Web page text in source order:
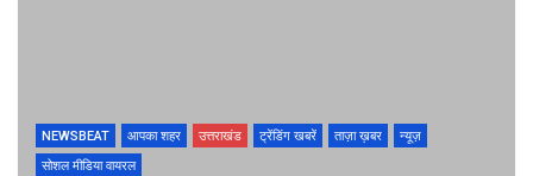
NEWSBEAT आपका शहर उत्तराखंड ट्रेंडिंग खबरें ताज़ा ख़बर
न्यूज़
सोशल मीडिया वायरल